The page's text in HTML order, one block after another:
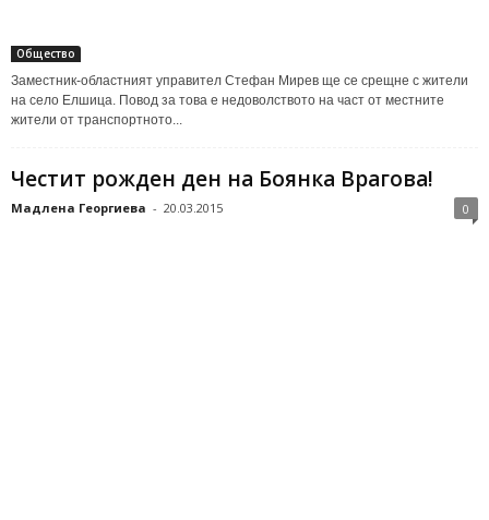
Общество
Заместник-областният управител Стефан Мирев ще се срещне с жители
на село Елшица. Повод за това е недоволството на част от местните
жители от транспортното...
Честит рожден ден на Боянка Врагова!
Мадлена Георгиева - 20.03.2015 0